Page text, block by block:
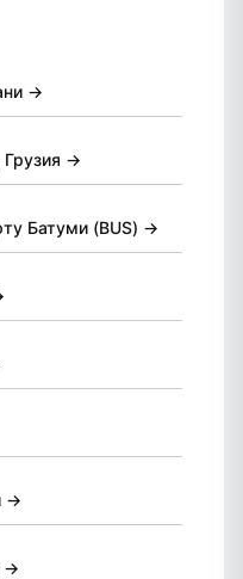
→
Грузия →
Батуми (BUS) →
→
→